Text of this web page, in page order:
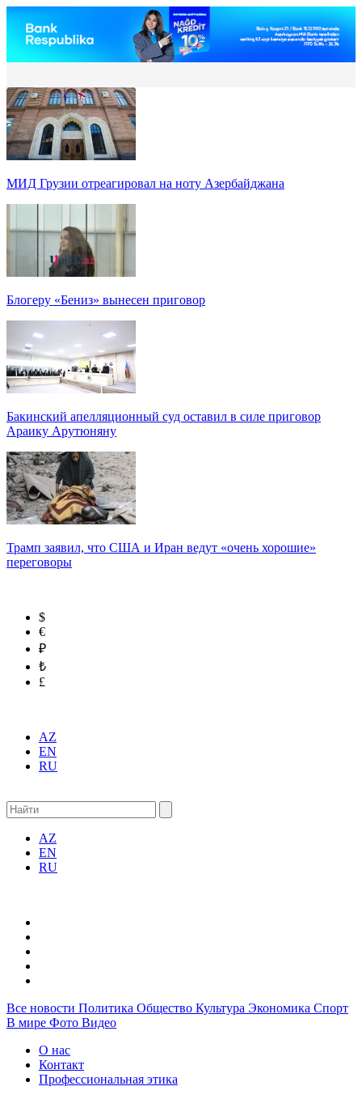
МИД Грузии отреагировал на ноту Азербайджана
Блогеру «Бениз» вынесен приговор
Бакинский апелляционный суд оставил в силе приговор
Араику Арутюняну
Трамп заявил, что США и Иран ведут «очень хорошие»
переговоры
$
€
₽
₺
£
AZ
EN
RU
AZ
EN
RU
Все новости Политика Общество Культура Экономика Спорт
В мире Фото Видео
О нас
Контакт
Профессиональная этика